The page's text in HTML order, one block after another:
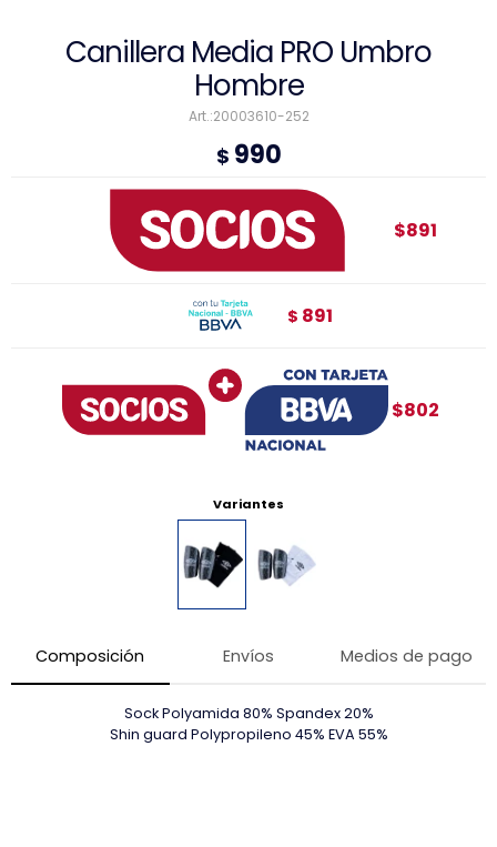
Canillera Media PRO Umbro
Hombre
20003610-252
$ 990
$802
$891
$ 891
Variantes
Composición Envíos Medios de pago
Sock Polyamida 80% Spandex 20%
Shin guard Polypropileno 45% EVA 55%